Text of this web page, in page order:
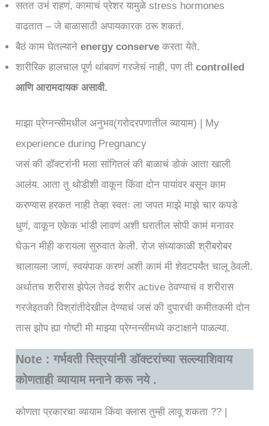
सतत उभं राहणं, कामाचं प्रेशर यामुळे stress hormones
वाढतात – जे बाळासाठी अपायकारक ठरू शकतं.
बैठं काम घेतल्यानेenergy conserve करता येते.
शारीरिक हालचाल पूर्ण थांबवणं गरजेचं नाही, पण तीcontrolled
आणि आरामदायक असावी.
माझा प्रेग्नन्सीमधील अनुभव(गरोदरपणातील व्यायाम) | My
experience during Pregnancy
जसं की डॉक्टरांनी मला सांगितलं की बाळाचं डोकं आता खाली
आलंय. आता तु थोडीशी वाकून किंवा दोन पायांवर बसून काम
करण्यास हरकत नाही तेव्हा स्वतः ला जपत माझे माझे चार कपडे
धुणं, वाकून एकेक भांडी लावणं अशी घरातील सोपी कामं मनावर
घेऊन मीही करायला सुरुवात केली. रोज संध्याकाळी श्रीबरोबर
चालायला जाणं, स्वयंपाक करणं अशी कामं मी शेवटपर्यंत चालू ठेवली.
अर्थातच शरीरास झेपेल तेवढं शरीर active ठेवण्याचं व शरीरास
गरजेइतकी विश्रांतीदेखील देण्याचं जसं की दुपारची कमीतकमी दोन
तास झोप ह्या गोष्टी मी माझ्या प्रेग्नन्सीमध्ये कटाक्षाने पाळल्या.
Note : गर्भवती स्त्रियांनी डॉक्टरांच्या सल्ल्याशिवाय
कोणताही व्यायाम मनाने करू नये .
कोणता प्रकारचा व्यायाम किंवा क्लास तुम्ही लावू शकता ?? |